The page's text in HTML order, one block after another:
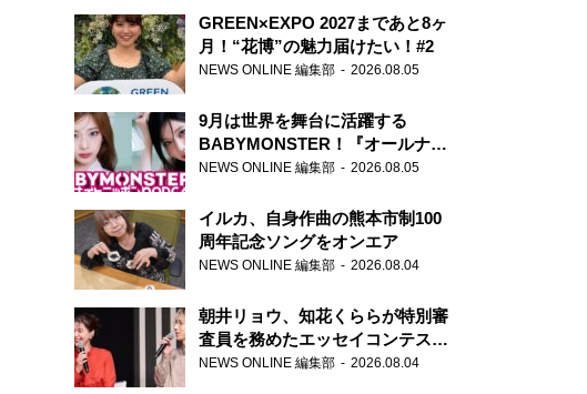
GREEN×EXPO 2027まであと8ヶ
月！“花博”の魅力届けたい！#2
NEWS ONLINE 編集部 2026.08.05
9月は世界を舞台に活躍する
BABYMONSTER！『オールナイ
トニッポンPODCAST』月替わり
NEWS ONLINE 編集部 2026.08.05
イルカ、自身作曲の熊本市制100
周年記念ソングをオンエア
NEWS ONLINE 編集部 2026.08.04
朝井リョウ、知花くららが特別審
査員を務めたエッセイコンテスト
の特別番組「#いまあなたに伝え
NEWS ONLINE 編集部 2026.08.04